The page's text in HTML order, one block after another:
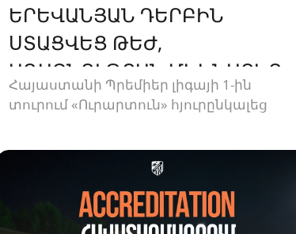
ԵՐԵՎԱՆՅԱՆ ԴԵՐԲԻՆ
ՍՏԱՑՎԵՑ ԹԵԺ,
ԱՌԱՋՆՈՒԹՅԱՆ ՄԵԿՆԱՐԿԸ
ՍԿՍԵՑԻՆՔ ՄԱՐՏԱԿԱՆ ՈՉ-
Հայաստանի Պրեմիեր լիգայի 1-ին
տուրում «Ուրարտուն» հյուրընկալեց